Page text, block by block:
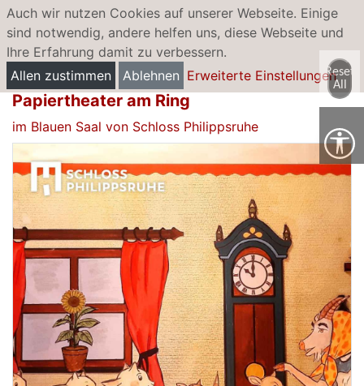
Auch wir nutzen Cookies auf unserer Webseite. Einige
sind notwendig, andere helfen uns, diese Webseite und
Ihre Erfahrung damit zu verbessern.
Allen zustimmen
Ablehnen Erweiterte Einstellungen
Papiertheatermuseum: Gastspiel "Der
Wolf und die sieben Geißlein" mit
Papiertheater am Ring
im Blauen Saal von Schloss Philippsruhe
Reset
All